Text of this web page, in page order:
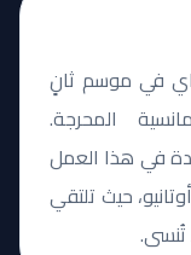
في موسم ثانٍ
المحرجة.
في هذا العمل
حيث تلتقي